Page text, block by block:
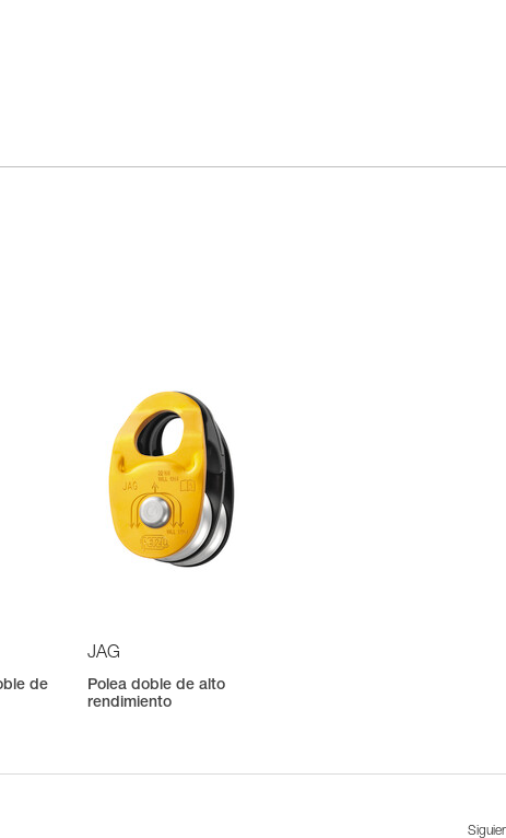
de
JAG
Polea doble de alto
rendimiento